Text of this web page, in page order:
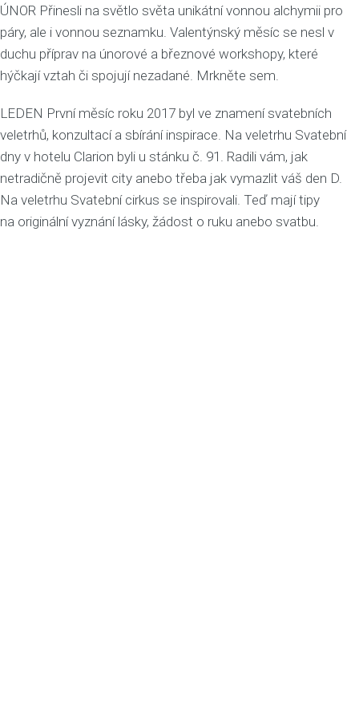
ÚNOR Přinesli na světlo světa unikátní vonnou alchymii pro
páry, ale i vonnou seznamku. Valentýnský měsíc se nesl v
duchu příprav na únorové a březnové workshopy, které
hýčkají vztah či spojují nezadané. Mrkněte sem.
LEDEN První měsíc roku 2017 byl ve znamení svatebních
veletrhů, konzultací a sbírání inspirace. Na veletrhu Svatební
dny v hotelu Clarion byli u stánku č. 91. Radili vám, jak
netradičně projevit city anebo třeba jak vymazlit váš den D.
Na veletrhu Svatební cirkus se inspirovali. Teď mají tipy
na originální vyznání lásky, žádost o ruku anebo svatbu.